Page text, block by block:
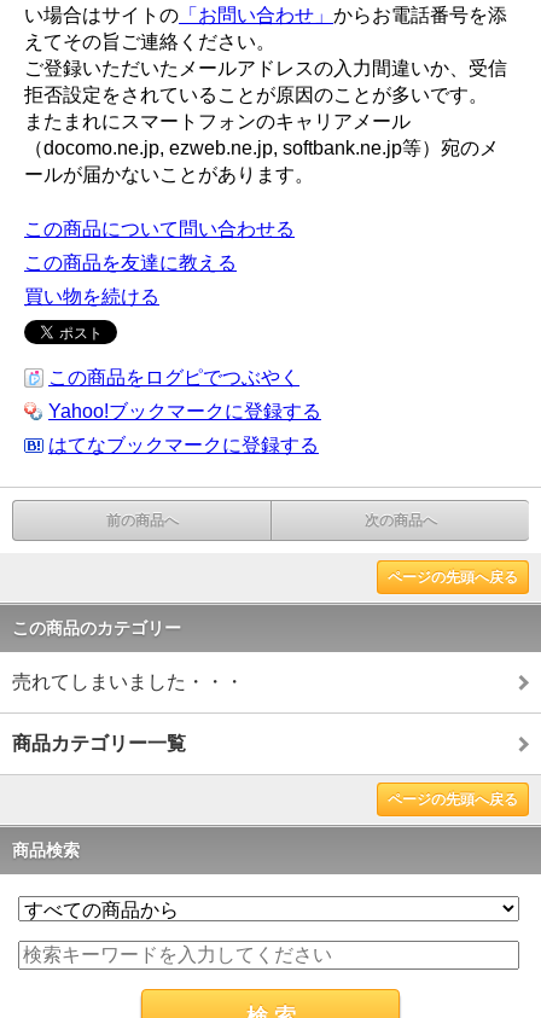
い場合はサイトの 「お問い合わせ」 からお電話番号を添
えてその旨ご連絡ください。
ご登録いただいたメールアドレスの入力間違いか、受信
拒否設定をされていることが原因のことが多いです。
またまれにスマートフォンのキャリアメール
（docomo.ne.jp, ezweb.ne.jp, softbank.ne.jp等）宛のメ
ールが届かないことがあります。
この商品について問い合わせる
この商品を友達に教える
買い物を続ける
この商品をログピでつぶやく
Yahoo!ブックマークに登録する
はてなブックマークに登録する
前の商品へ 次の商品へ
ページの先頭へ戻る
この商品のカテゴリー
売れてしまいました・・・
商品カテゴリー一覧
ページの先頭へ戻る
商品検索